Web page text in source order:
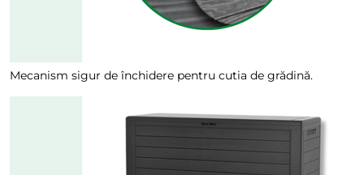
Mecanism sigur de închidere pentru cutia de grădină.